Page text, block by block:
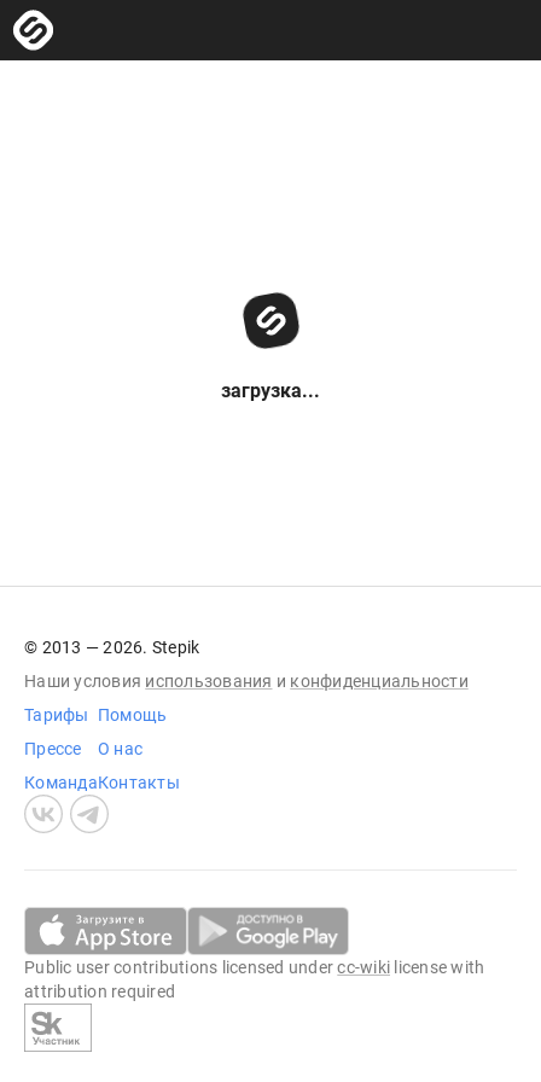
загрузка...
© 2013 — 2026. Stepik
Наши условия использования и конфиденциальности
Тарифы
Прессе
Команда
Помощь
О нас
Контакты
Public user contributions licensed undercc-wiki license with
attribution required